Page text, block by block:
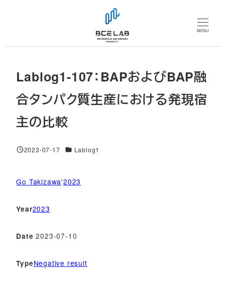
MENU
Lablog1-107：BAPおよびBAP融
合タンパク質生産における発現宿
主の比較
投稿日
2023-07-17 対象DBLablog1
Go Takizawa'2023
Year2023
Date 2023-07-10
TypeNegative result